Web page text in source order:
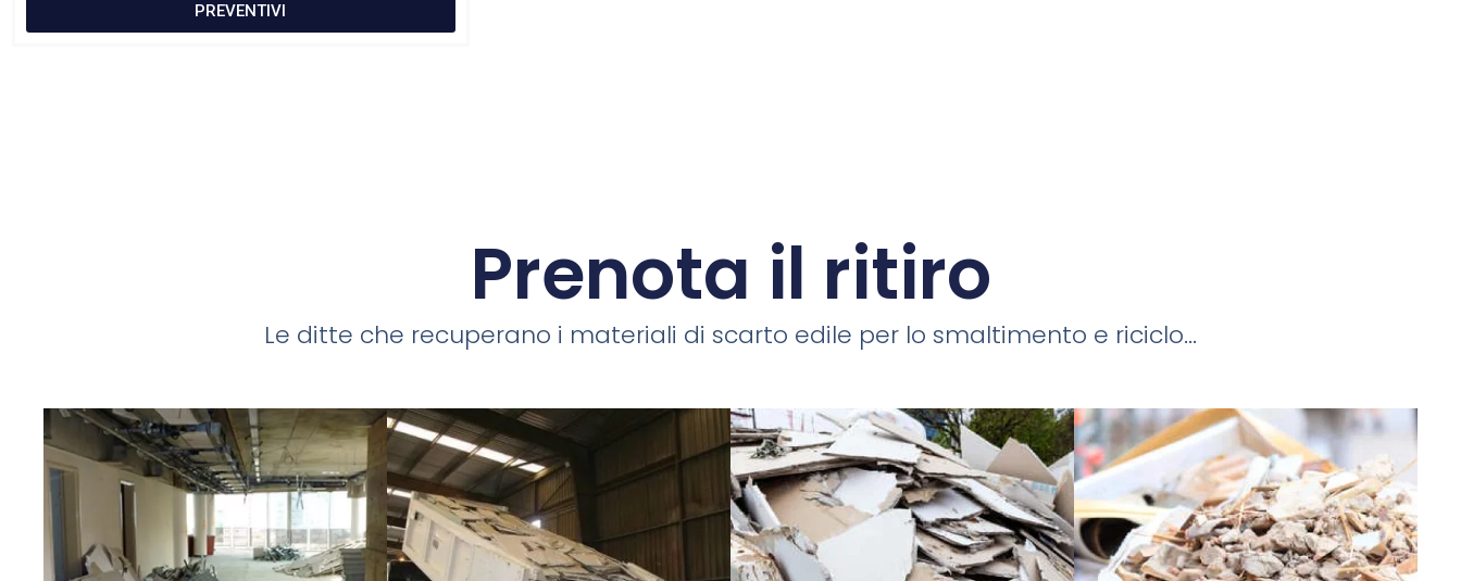
PREVENTIVI
Prenota il ritiro
Le ditte che recuperano i materiali di scarto edile per lo smaltimento e riciclo...